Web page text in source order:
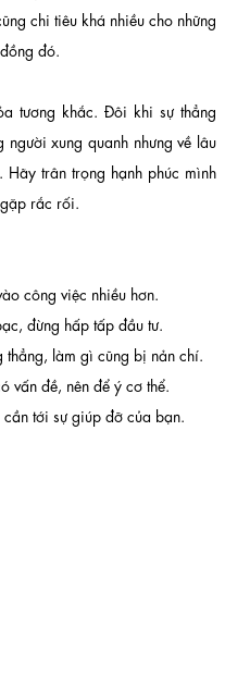
chi tiêu khá nhiều cho những
đó.
tương khắc. Đôi khi sự thẳng
người xung quanh nhưng về lâu
trân trọng hạnh phúc mình
rắc rối.
công việc nhiều hơn.
đừng hấp tấp đầu tư.
làm gì cũng bị nản chí.
vấn đề, nên để ý cơ thể.
tới sự giúp đỡ của bạn.